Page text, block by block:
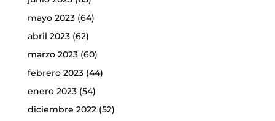
mayo 2023(64)
abril 2023(62)
marzo 2023(60)
febrero 2023(44)
enero 2023(54)
diciembre 2022(52)